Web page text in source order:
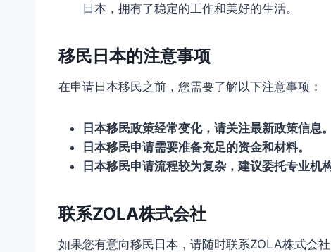
日本，拥有了稳定的工作和美好的生活。
移民日本的注意事项
在申请日本移民之前，您需要了解以下注意事项：
日本移民政策经常变化，请关注最新政策信息。
日本移民申请需要准备充足的资金和材料。
日本移民申请流程较为复杂，建议委托专业机构
联系ZOLA株式会社
如果您有意向移民日本，请随时联系ZOLA株式会